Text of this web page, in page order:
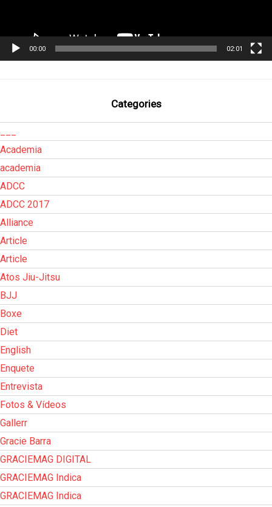
00:00 02:01
Categories
Academia
academia
ADCC
ADCC 2017
Alliance
Article
Article
Atos Jiu-Jitsu
BJJ
Boxe
Diet
English
Enquete
Entrevista
Fotos & Vídeos
Gallerr
Gracie Barra
GRACIEMAG DIGITAL
GRACIEMAG Indica
GRACIEMAG Indica